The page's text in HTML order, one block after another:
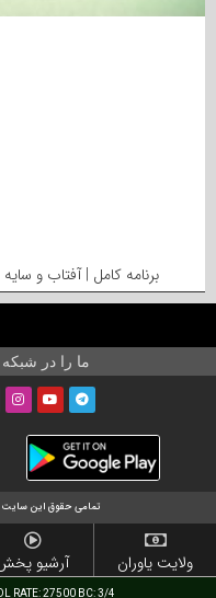
برنامه کامل | آفتاب و سایه ها | ۱۴۰۴.۹.۲۹ | استاد
ما را در شبکه
تمامی حقوق این سایت
ولایت یاوران آرشیو
RATE: 27500 BC: 3/4